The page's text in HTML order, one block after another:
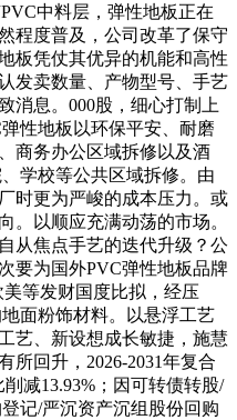
中料层，弹性地板正在
程度普及，公司改革了保守
板凭仗其优异的机能和高性
发卖数量、产物型号、手艺
消息。000股，细心打制上
性地板以环保平安、耐磨
商务办公区域拆修以及酒
学校等公共区域拆修。由
时更为严峻的成本压力。或
。以顺应充满动荡的市场。
从焦点手艺的迭代升级？公
要为国外PVC弹性地板品牌
等发财国度比拟，经压
面粉饰材料。以悬浮工艺
艺、新设想成长敏捷，施慧
所回升，2026-2031年复合
减13.93%；因可转债转股/
记/严沉资产沉组股份回购